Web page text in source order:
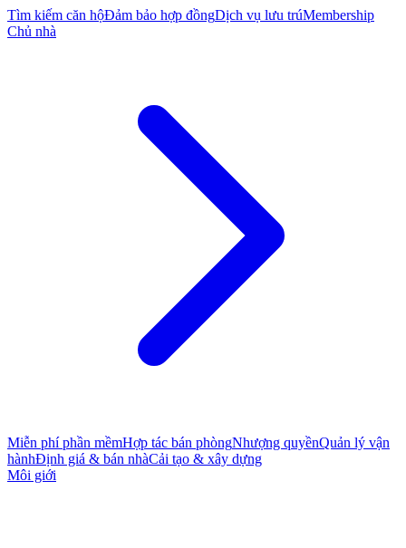
Tìm kiếm căn hộĐảm bảo hợp đồngDịch vụ lưu trúMembership
Chủ nhà
Miễn phí phần mềmHợp tác bán phòngNhượng quyềnQuản lý vận
hànhĐịnh giá & bán nhàCải tạo & xây dựng
Môi giới